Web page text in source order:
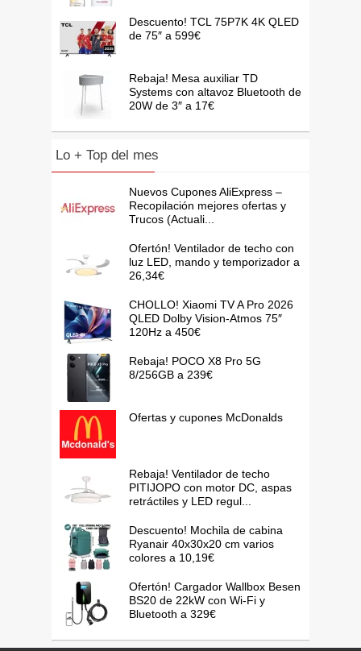
Descuento! TCL 75P7K 4K QLED
de 75″ a 599€
Rebaja! Mesa auxiliar TD
Systems con altavoz Bluetooth de
20W de 3″ a 17€
Lo + Top del mes
Nuevos Cupones AliExpress –
Recopilación mejores ofertas y
Trucos (Actuali...
Ofertón! Ventilador de techo con
luz LED, mando y temporizador a
26,34€
CHOLLO! Xiaomi TV A Pro 2026
QLED Dolby Vision-Atmos 75″
120Hz a 450€
Rebaja! POCO X8 Pro 5G
8/256GB a 239€
Ofertas y cupones McDonalds
Rebaja! Ventilador de techo
PITIJOPO con motor DC, aspas
retráctiles y LED regul...
Descuento! Mochila de cabina
Ryanair 40x30x20 cm varios
colores a 10,19€
Ofertón! Cargador Wallbox Besen
BS20 de 22kW con Wi-Fi y
Bluetooth a 329€